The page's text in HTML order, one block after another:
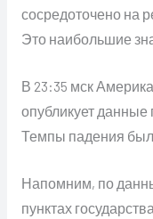
сосредоточено на
Это наибольшие
В 23:35 мск
опубликует
Темпы падения
Напомним, по
пунктах